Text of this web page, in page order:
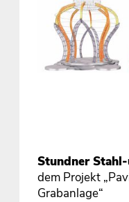
Stundner
dem Projekt
Grabanlage“